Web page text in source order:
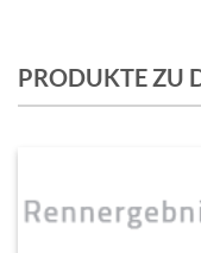
PRODUKTE ZU